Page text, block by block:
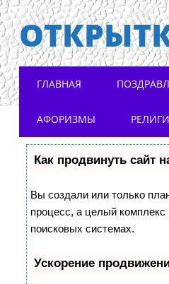
Main menu
ГЛАВНАЯ
АФОРИЗМЫ
Как продвинуть сайт
Вы создали или только
процесс, а целый
поисковых системах.
Ускорение